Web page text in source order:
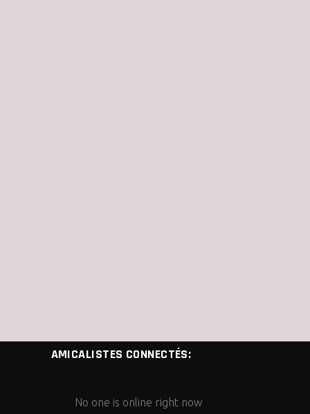
AMICALISTES CONNECTÉS:
No one is online right now